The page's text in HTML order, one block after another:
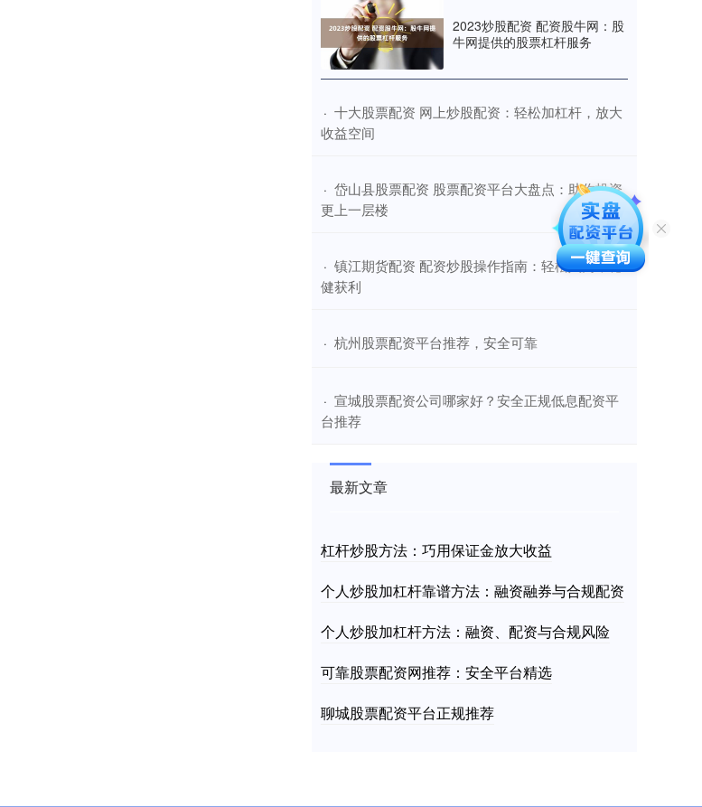
2023炒股配资 配资股牛网：股
牛网提供的股票杠杆服务
· ​十大股票配资 网上炒股配资：轻松加杠杆，放大
收益空间
· ​岱山县股票配资 股票配资平台大盘点：助你投资
更上一层楼
· ​镇江期货配资 配资炒股操作指南：轻松入门，稳
健获利
· ​杭州股票配资平台推荐，安全可靠
· ​宣城股票配资公司哪家好？安全正规低息配资平
台推荐
最新文章
杠杆炒股方法：巧用保证金放大收益
个人炒股加杠杆靠谱方法：融资融券与合规配资
个人炒股加杠杆方法：融资、配资与合规风险
可靠股票配资网推荐：安全平台精选
聊城股票配资平台正规推荐